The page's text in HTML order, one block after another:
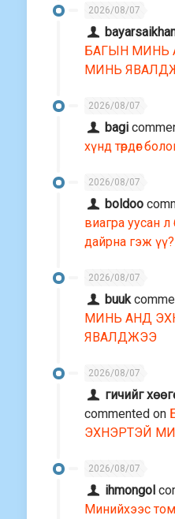
2026/08/07
БАГЫН МИНЬ
МИНЬ
2026/08/07
bagi
хүнд төрдөг
2026/08/07
boldoo
виагра уусан
дайрна гэж үү?
2026/08/07
buuk
МИНЬ АНД
ЯВАЛДЖЭЭ
2026/08/07
гичийг
commented on
ЭХНЭРТЭЙ
2026/08/07
ihmongol
Минийхээс